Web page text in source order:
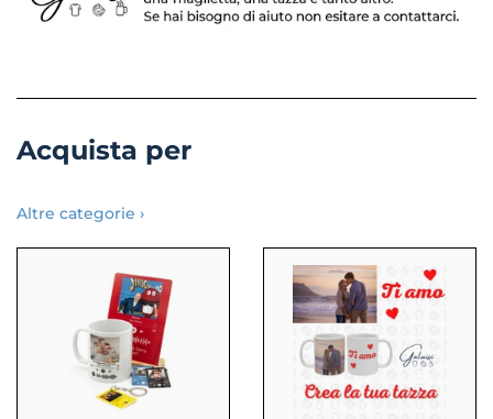
Acquista per
Altre categorie ›